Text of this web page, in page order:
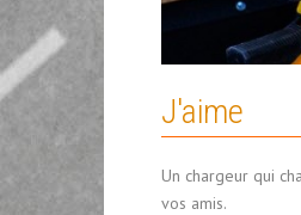
J'aime
Un chargeur qui
vos amis.